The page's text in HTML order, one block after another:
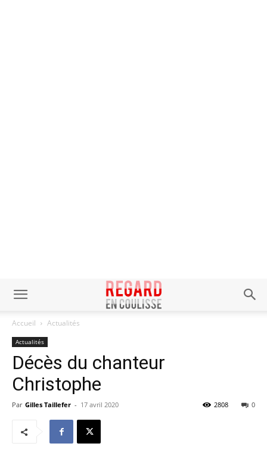
Accueil Actualités
Actualités
Décès du chanteur
Christophe
Par Gilles Taillefer - 17 avril 2020 0
2808